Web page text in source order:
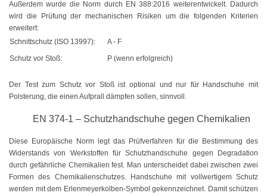
Kabelbinder Sets
Premium-Kabelbinder
Schwarz
Natur
Gelb
Grün
Außerdem wurde die Norm durch EN 388:2016 weiterentwickelt. Dadurch
wird die Prüfung der mechanischen Risiken um die folgenden Kriterien
erweitert:
Schnittschutz (ISO 13997):
A - F
Schutz vor Stoß:
P (wenn erfolgreich)
Der Test zum Schutz vor Stoß ist optional und nur für Handschuhe mit
Polsterung, die einen Aufprall dämpfen sollen, sinnvoll.
EN 374-1 – Schutzhandschuhe gegen Chemikalien
Diese Europäische Norm legt das Prüfverfahren für die Bestimmung des
Widerstands von Werkstoffen für Schutzhandschuhe gegen Degradation
durch gefährliche Chemikalien fest. Man unterscheidet dabei zwischen zwei
Formen des Chemikalienschutzes. Handschuhe mit vollwertigem Schutz
werden mit dem Erlenmeyerkolben-Symbol gekennzeichnet. Damit schützen